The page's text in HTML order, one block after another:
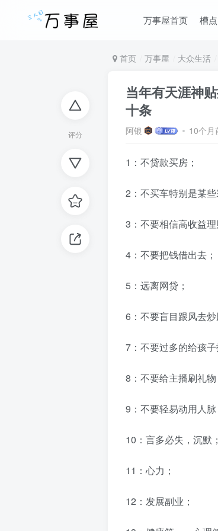
万事屋首页 槽
评分
首页 万事屋 大众生活
当年有天涯神
十条
阿银 10个月
1：不贷款买房；
2：不买车特别是某些
3：不要相信高收益理
4：不要把钱借出去；
5：远离网贷；
6：不要盲目跟风去炒
7：不要过多的给孩子
8：不要给主播刷礼物
9：不要轻易动用人脉
10：言多必失，沉默；
11：心力；
12：发展副业；